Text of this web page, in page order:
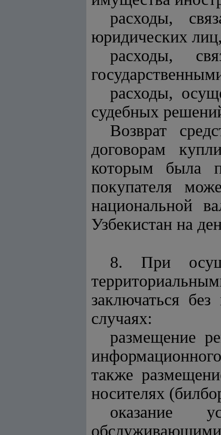
расходы,
юридических
расходы,
расходы,
судебных
Возврат
договорам
которым была
покупателя
национальной
Узбекистан на
8. При
заключаться
случаях:
размещение
также
носителях
оказание